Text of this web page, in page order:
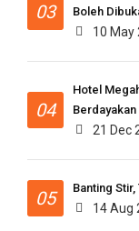
03
Boleh
10 May
04
Hotel
21 Dec
05 Banting
14 Aug